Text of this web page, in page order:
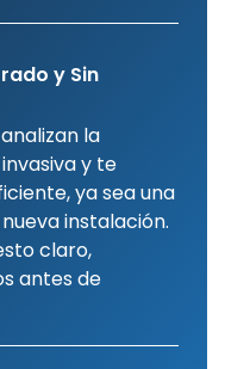
y Sin
la
y te
ya sea una
instalación.
claro,
antes de